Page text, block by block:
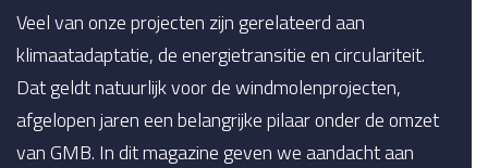
Veel van onze projecten zijn gerelateerd aan
klimaatadaptatie, de energietransitie en circulariteit.
Dat geldt natuurlijk voor de windmolenprojecten,
afgelopen jaren een belangrijke pilaar onder de omzet
van GMB. In dit magazine geven we aandacht aan